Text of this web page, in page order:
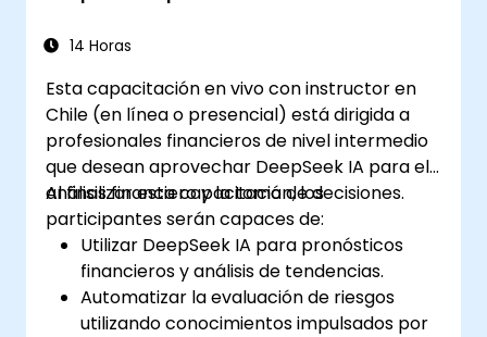
14 Horas
Esta capacitación en vivo con instructor en
Chile (en línea o presencial) está dirigida a
profesionales financieros de nivel intermedio
que desean aprovechar DeepSeek IA para el
análisis financiero y la toma de decisiones.
Al finalizar esta capacitación, los
participantes serán capaces de:
Utilizar DeepSeek IA para pronósticos
financieros y análisis de tendencias.
Automatizar la evaluación de riesgos
utilizando conocimientos impulsados por